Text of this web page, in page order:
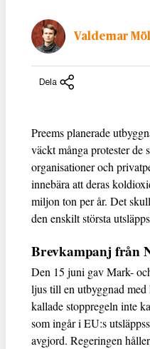
Valdemar
Dela
Preems planerade
väckt många protester de
organisationer och
innebära att deras
miljon ton per år. Det
den enskilt största
Brevkampanj från
Den 15 juni gav Mark-
ljus till en utbyggnad
kallade stoppregeln inte
som ingår i EU:s
avgjord. Regeringen